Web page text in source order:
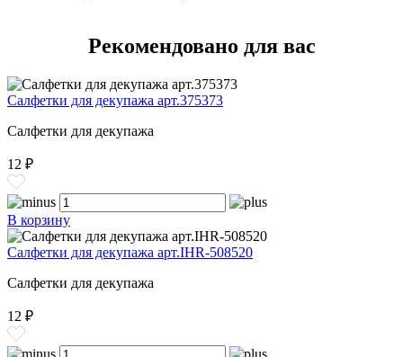
Рекомендовано для вас
Салфетки для декупажа арт.375373
Салфетки для декупажа
12 ₽
В корзину
Салфетки для декупажа арт.IHR-508520
Салфетки для декупажа
12 ₽